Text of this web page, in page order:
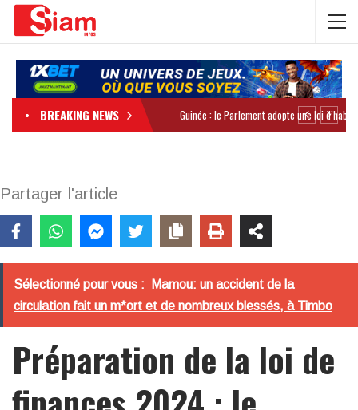
BREAKING NEWS
Partager l'article
Sélectionné pour vous :
Mamou: un accident de la
circulation fait un m*ort et de nombreux blessés, à Timbo
Préparation de la loi de